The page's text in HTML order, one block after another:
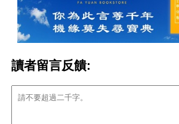
讀者留言反饋: